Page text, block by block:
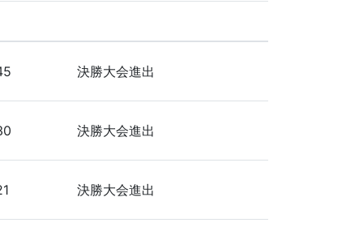
決勝大会進出
決勝大会進出
決勝大会進出